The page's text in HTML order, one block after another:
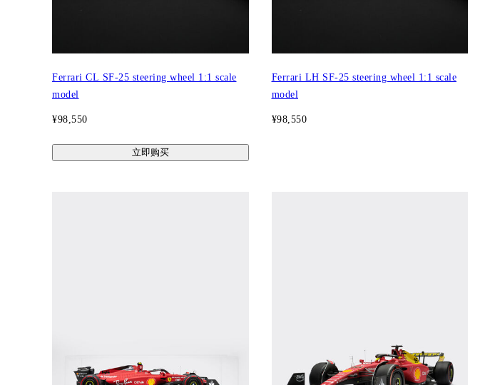
Ferrari CL SF-25 steering wheel 1:1 scale
model
¥98,550
立即购买
Ferrari LH SF-25 steering wheel 1:1 scale
model
¥98,550